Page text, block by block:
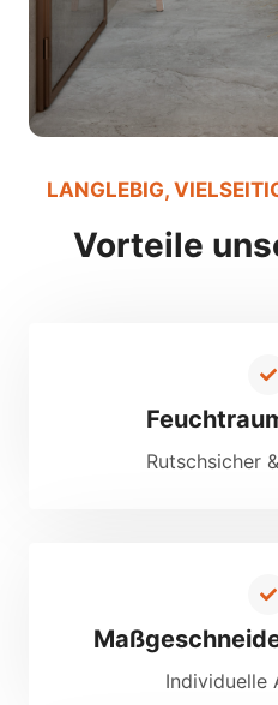
LANGLEBIG,
Vorteile
Rutschsicher
Individuelle